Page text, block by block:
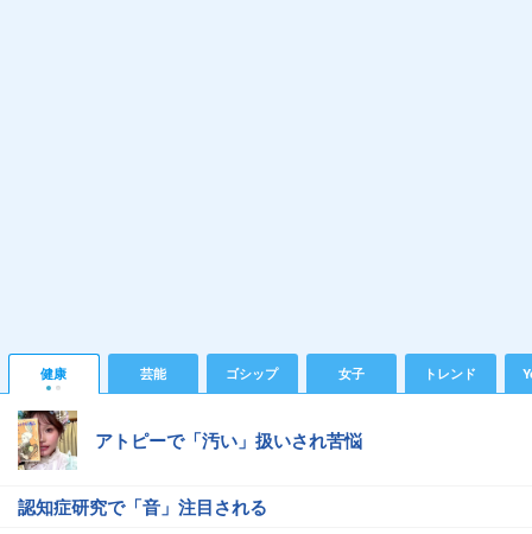
健康 芸能 ゴシップ 女子 トレンド
アトピーで「汚い」扱いされ苦悩
認知症研究で「音」注目される